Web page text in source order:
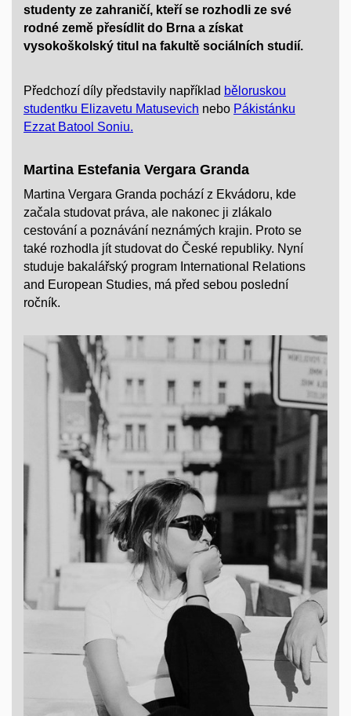
studenty ze zahraničí, kteří se rozhodli ze své
rodné země přesídlit do Brna a získat
vysokoškolský titul na fakultě sociálních studií.
Předchozí díly představily například běloruskou
studentku Elizavetu Matusevich nebo Pákistánku
Ezzat Batool Soniu.
Martina Estefania Vergara Granda
Martina Vergara Granda pochází z Ekvádoru, kde
začala studovat práva, ale nakonec ji zlákalo
cestování a poznávání neznámých krajin. Proto se
také rozhodla jít studovat do České republiky. Nyní
studuje bakalářský program International Relations
and European Studies, má před sebou poslední
ročník.